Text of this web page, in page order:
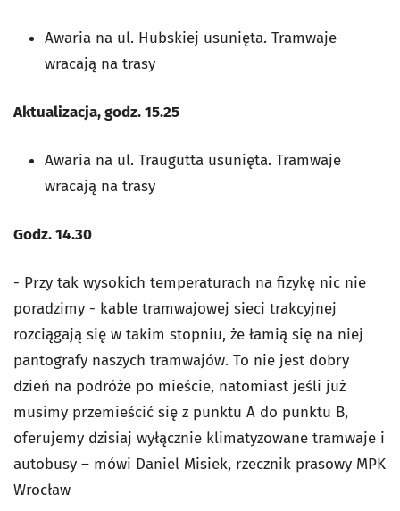
Awaria na ul. Hubskiej usunięta. Tramwaje
wracają na trasy
Aktualizacja, godz. 15.25
Awaria na ul. Traugutta usunięta. Tramwaje
wracają na trasy
Godz. 14.30
- Przy tak wysokich temperaturach na fizykę nic nie
poradzimy - kable tramwajowej sieci trakcyjnej
rozciągają się w takim stopniu, że łamią się na niej
pantografy naszych tramwajów. To nie jest dobry
dzień na podróże po mieście, natomiast jeśli już
musimy przemieścić się z punktu A do punktu B,
oferujemy dzisiaj wyłącznie klimatyzowane tramwaje i
autobusy – mówi Daniel Misiek, rzecznik prasowy MPK
Wrocław